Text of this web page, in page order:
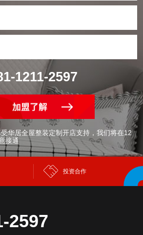
1211-2597
华居全屋整装定制开店支持，我们将在12
接通
投资合作
2597